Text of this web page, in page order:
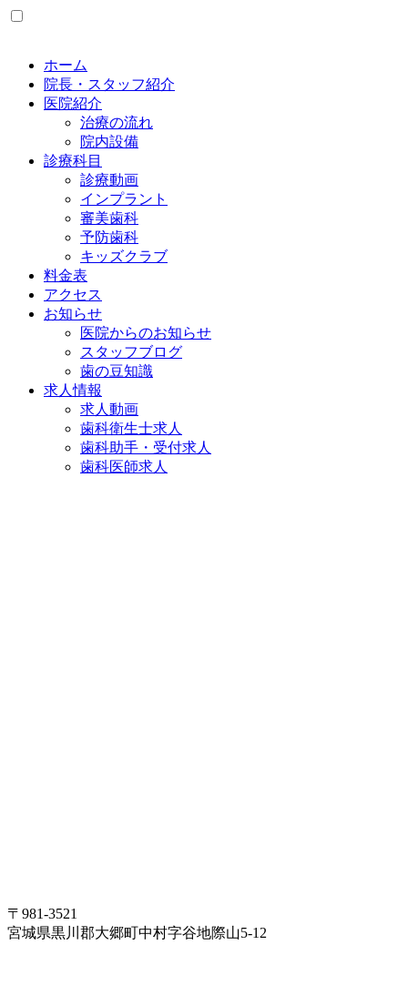
ホーム
院長・スタッフ紹介
医院紹介
治療の流れ
院内設備
診療科目
診療動画
インプラント
審美歯科
予防歯科
キッズクラブ
料金表
アクセス
お知らせ
医院からのお知らせ
スタッフブログ
歯の豆知識
求人情報
求人動画
歯科衛生士求人
歯科助手・受付求人
歯科医師求人
〒981-3521
宮城県黒川郡大郷町中村字谷地際山5-12